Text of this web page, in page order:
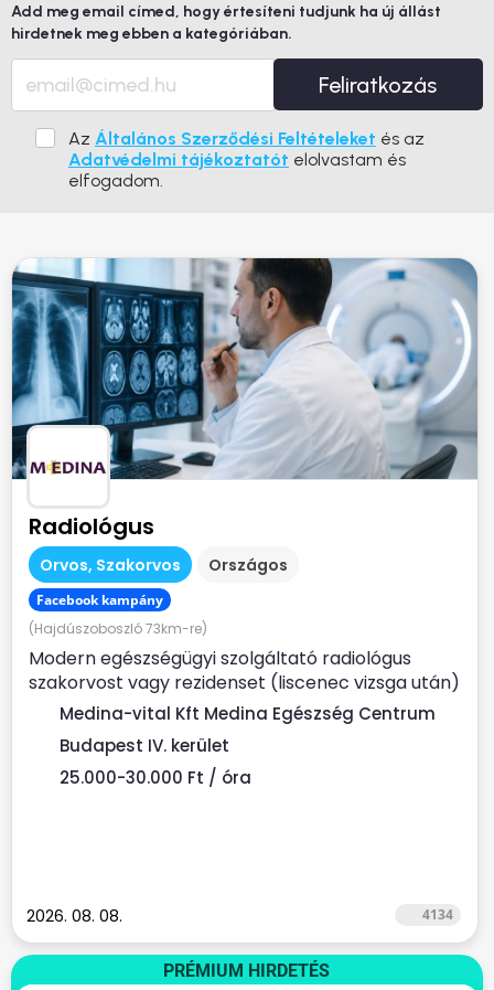
Add meg email címed, hogy értesíteni tudjunk ha új állást
hirdetnek meg ebben a kategóriában.
Feliratkozás
Az Általános Szerződési Feltételeket és az
Adatvédelmi tájékoztatót elolvastam és
elfogadom.
Radiológus
Orvos, Szakorvos Országos
Facebook kampány
(Hajdúszoboszló 73km-re)
Modern egészségügyi szolgáltató radiológus
szakorvost vagy rezidenset (liscenec vizsga után)
keres Rendelési...
Medina-vital Kft Medina Egészség Centrum
Budapest IV. kerület
25.000-30.000 Ft / óra
2026. 08. 08. 4134
PRÉMIUM HIRDETÉS